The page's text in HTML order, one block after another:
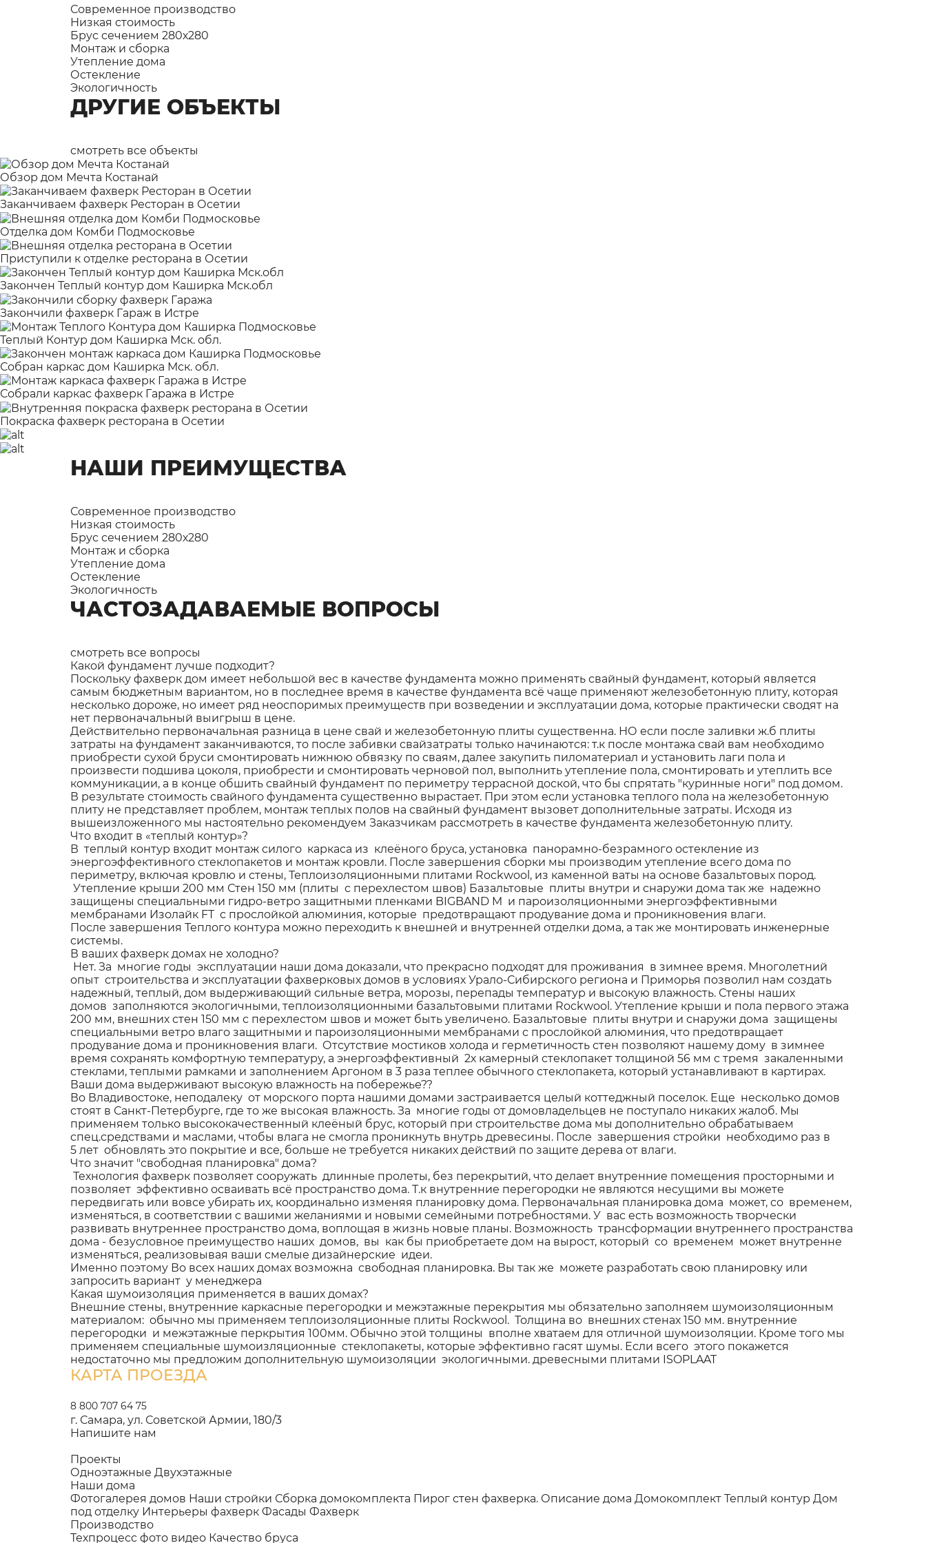
Современное производство
Низкая стоимость
Брус сечением 280х280
Монтаж и сборка
Утепление дома
Остекление
Экологичность
ДРУГИЕ ОБЪЕКТЫ
смотреть все объекты
Обзор дом Мечта Костанай
Заканчиваем фахверк Ресторан в Осетии
Отделка дом Комби Подмосковье
Приступили к отделке ресторана в Осетии
Закончен Теплый контур дом Каширка Мск.обл
Закончили фахверк Гараж в Истре
Теплый Контур дом Каширка Мск. обл.
Собран каркас дом Каширка Мск. обл.
Собрали каркас фахверк Гаража в Истре
Покраска фахверк ресторана в Осетии
НАШИ ПРЕИМУЩЕСТВА
Современное производство
Низкая стоимость
Брус сечением 280х280
Монтаж и сборка
Утепление дома
Остекление
Экологичность
ЧАСТОЗАДАВАЕМЫЕ ВОПРОСЫ
смотреть все вопросы
Какой фундамент лучше подходит?
Поскольку фахверк дом имеет небольшой вес в качестве фундамента можно применять свайный фундамент, который является
самым бюджетным вариантом, но в последнее время в качестве фундамента всё чаще применяют железобетонную плиту, которая
несколько дороже, но имеет ряд неоспоримых преимуществ при возведении и эксплуатации дома, которые практически сводят на
нет первоначальный выигрыш в цене.
Действительно первоначальная разница в цене свай и железобетонную плиты существенна. НО если после заливки ж.б плиты
затраты на фундамент заканчиваются, то после забивки свайзатраты только начинаются: т.к после монтажа свай вам необходимо
приобрести сухой бруси смонтировать нижнюю обвязку по сваям, далее закупить пиломатериал и установить лаги пола и
произвести подшива цоколя, приобрести и смонтировать черновой пол, выполнить утепление пола, смонтировать и утеплить все
коммуникации, а в конце обшить свайный фундамент по периметру террасной доской, что бы спрятать "куринные ноги" под домом.
В результате стоимость свайного фундамента существенно вырастает. При этом если установка теплого пола на железобетонную
плиту не представляет проблем, монтаж теплых полов на свайный фундамент вызовет дополнительные затраты. Исходя из
вышеизложенного мы настоятельно рекомендуем Заказчикам рассмотреть в качестве фундамента железобетонную плиту.
Что входит в «теплый контур»?
В теплый контур входит монтаж силого каркаса из клеёного бруса, установка панорамно-безрамного остекление из
энергоэффективного стеклопакетов и монтаж кровли. После завершения сборки мы производим утепление всего дома по
периметру, включая кровлю и стены, Теплоизоляционными плитами Rockwool, из каменной ваты на основе базальтовых пород.
Утепление крыши 200 мм Стен 150 мм (плиты с перехлестом швов) Базальтовые плиты внутри и снаружи дома так же надежно
защищены специальными гидро-ветро защитными пленками BIGBAND M и пароизоляционными энергоэффективными
мембранами Изолайк FT с прослойкой алюминия, которые предотвращают продувание дома и проникновения влаги.
После завершения Теплого контура можно переходить к внешней и внутренней отделки дома, а так же монтировать инженерные
системы.
В ваших фахверк домах не холодно?
Нет. За многие годы эксплуатации наши дома доказали, что прекрасно подходят для проживания в зимнее время. Многолетний
опыт строительства и эксплуатации фахверковых домов в условиях Урало-Сибирского региона и Приморья позволил нам создать
надежный, теплый, дом выдерживающий сильные ветра, морозы, перепады температур и высокую влажность. Стены наших
домов заполняются экологичными, теплоизоляционными базальтовыми плитами Rockwool. Утепление крыши и пола первого этажа
200 мм, внешних стен 150 мм с перехлестом швов и может быть увеличено. Базальтовые плиты внутри и снаружи дома защищены
специальными ветро влаго защитными и пароизоляционными мембранами с прослойкой алюминия, что предотвращает
продувание дома и проникновения влаги. Отсутствие мостиков холода и герметичность стен позволяют нашему дому в зимнее
время сохранять комфортную температуру, а энергоэффективный 2х камерный стеклопакет толщиной 56 мм с тремя закаленными
стеклами, теплыми рамками и заполнением Аргоном в 3 раза теплее обычного стеклопакета, который устанавливают в картирах.
Ваши дома выдерживают высокую влажность на побережье??
Во Владивостоке, неподалеку от морского порта нашими домами застраивается целый коттеджный поселок. Еще несколько домов
стоят в Санкт-Петербурге, где то же высокая влажность. За многие годы от домовладельцев не поступало никаких жалоб. Мы
применяем только высококачественный клеёный брус, который при строительстве дома мы дополнительно обрабатываем
спец.средствами и маслами, чтобы влага не смогла проникнуть внутрь древесины. После завершения стройки необходимо раз в
5 лет обновлять это покрытие и все, больше не требуется никаких действий по защите дерева от влаги.
Что значит "свободная планировка" дома?
Технология фахверк позволяет сооружать длинные пролеты, без перекрытий, что делает внутренние помещения просторными и
позволяет эффективно осваивать всё пространство дома. Т.к внутренние перегородки не являются несущими вы можете
передвигать или вовсе убирать их, координально изменяя планировку дома. Первоначальная планировка дома может, со временем,
изменяться, в соответствии с вашими желаниями и новыми семейными потребностями. У вас есть возможность творчески
развивать внутреннее пространство дома, воплощая в жизнь новые планы. Возможность трансформации внутреннего пространства
дома - безусловное преимущество наших домов, вы как бы приобретаете дом на вырост, который со временем может внутренне
изменяться, реализовывая ваши смелые дизайнерские идеи.
Именно поэтому Во всех наших домах возможна свободная планировка. Вы так же можете разработать свою планировку или
запросить вариант у менеджера
Какая шумоизоляция применяется в ваших домах?
Внешние стены, внутренние каркасные перегородки и межэтажные перекрытия мы обязательно заполняем шумоизоляционным
материалом: обычно мы применяем теплоизоляционные плиты Rockwool. Толщина во внешних стенах 150 мм. внутренние
перегородки и межэтажные перкрытия 100мм. Обычно этой толщины вполне хватаем для отличной шумоизоляции. Кроме того мы
применяем специальные шумоизляционные стеклопакеты, которые эффективно гасят шумы. Если всего этого покажется
недостаточно мы предложим дополнительную шумоизоляции экологичными. древесными плитами ISOPLAAT
КАРТА ПРОЕЗДА
8 800 707 64 75
г. Самара, ул. Советской Армии, 180/3
Напишите нам
Проекты
Одноэтажные Двухэтажные
Наши дома
Фотогалерея домов Наши стройки Сборка домокомплекта Пирог стен фахверка. Описание дома Домокомплект Теплый контур Дом
под отделку Интерьеры фахверк Фасады Фахверк
Производство
Техпроцесс фото видео Качество бруса